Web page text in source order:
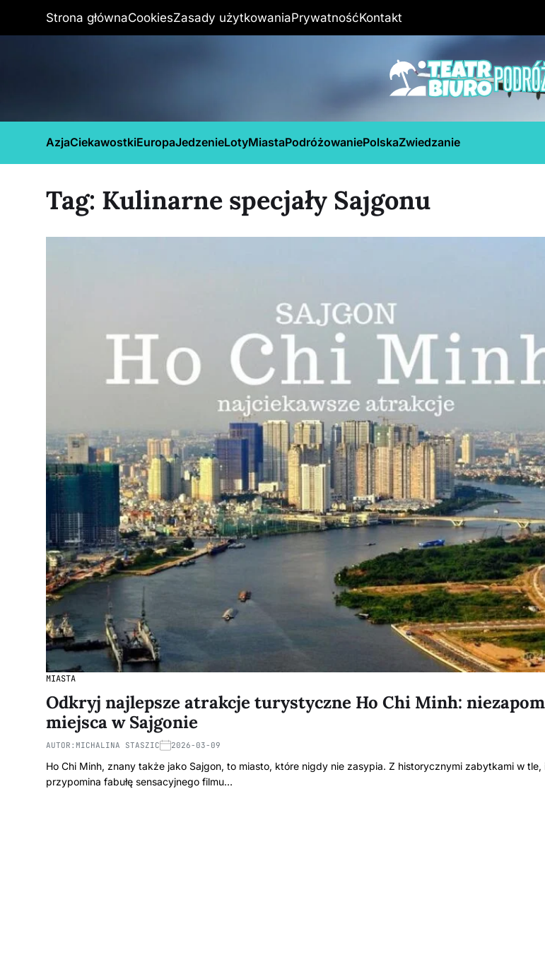
Strona głównaCookiesZasady użytkowaniaPrywatnośćKontakt
AzjaCiekawostkiEuropaJedzenieLotyMiastaPodróżowaniePolskaZwiedzanie
Tag: Kulinarne specjały Sajgonu
MIASTA
Odkryj najlepsze atrakcje turystyczne Ho Chi Minh:
miejsca w Sajgonie
AUTOR: MICHALINA STASZIC 2026-03-09
Ho Chi Minh, znany także jako Sajgon, to miasto, które nigdy nie zasypia. Z historycznymi zabytkami w tle,
przypomina fabułę sensacyjnego filmu…